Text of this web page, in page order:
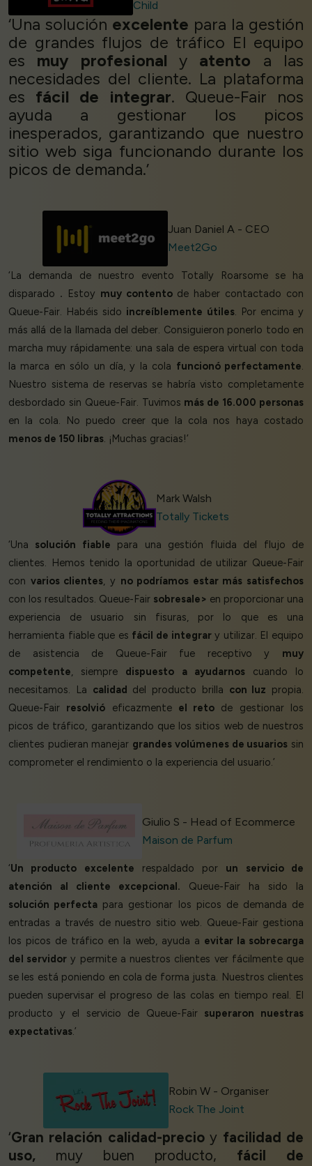
Child
‘Una solución excelente para la gestión
de grandes flujos de tráfico El equipo
es muy profesional y atento a las
necesidades del cliente. La plataforma
es fácil de integrar. Queue-Fair nos
ayuda a gestionar los picos
inesperados, garantizando que nuestro
sitio web siga funcionando durante los
picos de demanda.’
Juan Daniel A - CEO
Meet2Go
‘La demanda de nuestro evento Totally Roarsome se ha
disparado . Estoy muy contentode haber contactado con
Queue-Fair. Habéis sido increíblemente útiles. Por encima y
más allá de la llamada del deber. Consiguieron ponerlo todo en
marcha muy rápidamente: una sala de espera virtual con toda
la marca en sólo un día, y la cola funcionó perfectamente.
Nuestro sistema de reservas se habría visto completamente
desbordado sin Queue-Fair. Tuvimos más de 16.000 personas
en la cola. No puedo creer que la cola nos haya costado
menos de 150 libras. ¡Muchas gracias!’
Mark Walsh
Totally Tickets
‘Una solución fiable para una gestión fluida del flujo de
clientes. Hemos tenido la oportunidad de utilizar Queue-Fair
con varios clientes, y no podríamos estar más satisfechos
con los resultados. Queue-Fair sobresale> en proporcionar una
experiencia de usuario sin fisuras, por lo que es una
herramienta fiable que es fácil de integrary utilizar. El equipo
de asistencia de Queue-Fair fue receptivo y muy
competente, siempre dispuesto a ayudarnoscuando lo
necesitamos. La calidad del producto brilla con luz propia.
Queue-Fair resolvió eficazmente el reto de gestionar los
picos de tráfico, garantizando que los sitios web de nuestros
clientes pudieran manejar grandes volúmenes de usuarios sin
comprometer el rendimiento o la experiencia del usuario.’
Giulio S - Head of Ecommerce
Maison de Parfum
‘Un producto excelente respaldado por un servicio de
atención al cliente excepcional. Queue-Fair ha sido la
solución perfecta para gestionar los picos de demanda de
entradas a través de nuestro sitio web. Queue-Fair gestiona
los picos de tráfico en la web, ayuda a evitar la sobrecarga
del servidor y permite a nuestros clientes ver fácilmente que
se les está poniendo en cola de forma justa. Nuestros clientes
pueden supervisar el progreso de las colas en tiempo real. El
producto y el servicio de Queue-Fair superaron nuestras
expectativas.’
Robin W - Organiser
Rock The Joint
‘Gran relación calidad-precioy facilidad de
uso, muy buen producto, fácil de